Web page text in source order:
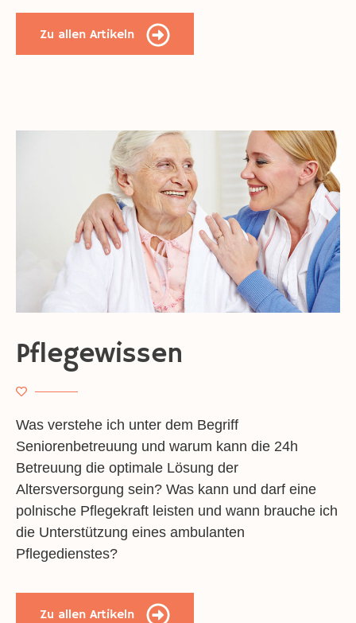
Zu allen Artikeln
Pflegewissen
Was verstehe ich unter dem Begriff
Seniorenbetreuung und warum kann die 24h
Betreuung die optimale Lösung der
Altersversorgung sein? Was kann und darf eine
polnische Pflegekraft leisten und wann brauche ich
die Unterstützung eines ambulanten
Pflegedienstes?
Zu allen Artikeln